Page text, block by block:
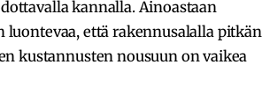
kannalla. Ainoastaan
että rakennusalalla pitkän
kustannusten nousuun on vaikea